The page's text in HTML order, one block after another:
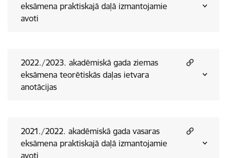
eksāmena praktiskajā daļā izmantojamie
avoti
2022./2023. akadēmiskā gada ziemas
eksāmena teorētiskās daļas ietvara
anotācijas
2021./2022. akadēmiskā gada vasaras
eksāmena praktiskajā daļā izmantojamie
avoti